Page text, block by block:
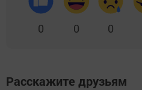
0 0 0
Расскажите друзьям